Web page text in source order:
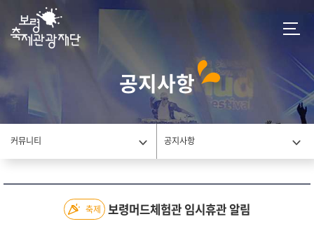
공지사항
커뮤니티 공지사항
축제 보령머드체험관 임시휴관 알림